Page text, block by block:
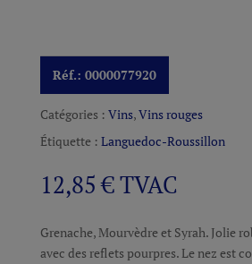
Réf.: 0000077920
Catégories : Vins,Vins rouges
Étiquette : Languedoc-Roussillon
12,85€TVAC
Grenache, Mourvèdre et Syrah. Jolie
avec des reflets pourpres. Le nez est